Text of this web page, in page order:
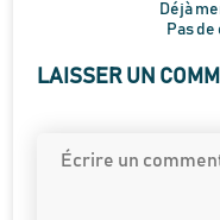
Déjà
Pas de
LAISSER UN